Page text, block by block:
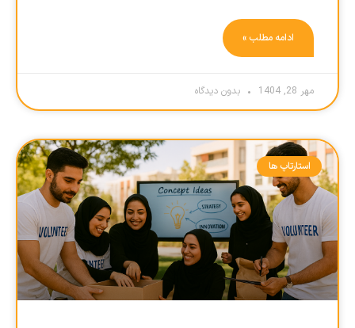
ادامه مطلب »
مهر 28, 1404 بدون دیدگاه
استارتاپ ها